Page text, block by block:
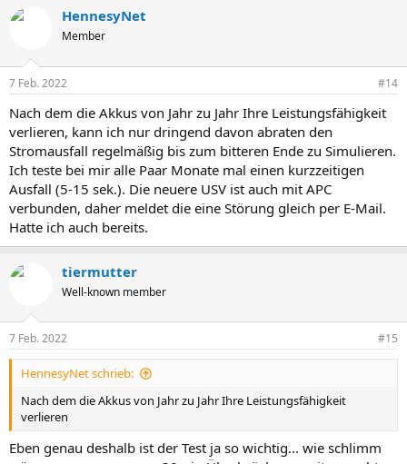
HennesyNet
Member
7 Feb. 2022 #14
Nach dem die Akkus von Jahr zu Jahr Ihre Leistungsfähigkeit
verlieren, kann ich nur dringend davon abraten den
Stromausfall regelmäßig bis zum bitteren Ende zu Simulieren.
Ich teste bei mir alle Paar Monate mal einen kurzzeitigen
Ausfall (5-15 sek.). Die neuere USV ist auch mit APC
verbunden, daher meldet die eine Störung gleich per E-Mail.
Hatte ich auch bereits.
tiermutter
Well-known member
7 Feb. 2022 #15
HennesyNet schrieb:
Nach dem die Akkus von Jahr zu Jahr Ihre Leistungsfähigkeit
verlieren
Eben genau deshalb ist der Test ja so wichtig... wie schlimm